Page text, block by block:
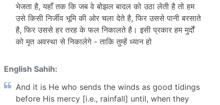
भेजता है, यहाँ तक कि जब वे बोझल बादल को उठा लेती है तो हम
उसे किसी निर्जीव भूमि की ओर चला देते है, फिर उससे पानी बरसाते
है, फिर उससे हर तरह के फल निकालते है। इसी प्रकार हम मुर्दों
को मृत अवस्था से निकालेगे - ताकि तुम्हें ध्यान हो
English Sahih:
And it is He who sends the winds as good tidings
before His mercy [i.e., rainfall] until, when they